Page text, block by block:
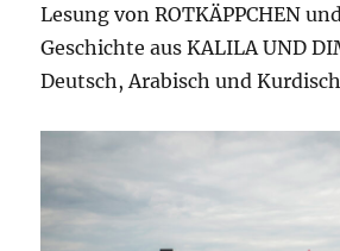
Lesung von ROTKÄPPCHEN
Geschichte aus KALILA UND
Deutsch, Arabisch und